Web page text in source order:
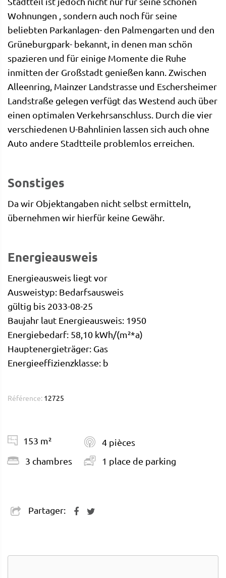
Wohnungen , sondern auch noch für seine
beliebten Parkanlagen- den Palmengarten und den
Grüneburgpark- bekannt, in denen man schön
spazieren und für einige Momente die Ruhe
inmitten der Großstadt genießen kann. Zwischen
Alleenring, Mainzer Landstrasse und Eschersheimer
Landstraße gelegen verfügt das Westend auch über
einen optimalen Verkehrsanschluss. Durch die vier
verschiedenen U-Bahnlinien lassen sich auch ohne
Auto andere Stadtteile problemlos erreichen.
Sonstiges
Da wir Objektangaben nicht selbst ermitteln,
übernehmen wir hierfür keine Gewähr.
Energieausweis
Energieausweis liegt vor
Ausweistyp: Bedarfsausweis
gültig bis 2033-08-25
Baujahr laut Energieausweis: 1950
Energiebedarf: 58,10 kWh/(m²*a)
Hauptenergieträger: Gas
Energieeffizienzklasse: b
Référence: 12725
153 m²
3 chambres
4 pièces
1 place de parking
Partager: